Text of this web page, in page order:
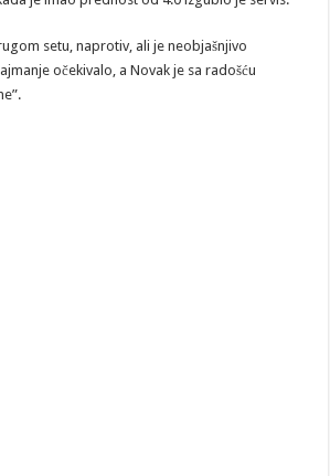
setu, naprotiv, ali je neobjašnjivo
očekivalo, a Novak je sa radošću